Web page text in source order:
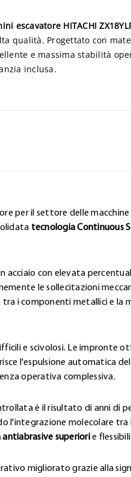
escavatore HITACHI
qualità. Progettato con
e massima stabilità
inclusa.
per il settore delle
tecnologia Continuous
acciaio con elevata
le sollecitazioni
i componenti metallici e la
e scivolosi. Le impronte
l'espulsione automatica
operativa complessiva.
è il risultato di anni di
l'integrazione molecolare tra
superiorie
migliorato grazie alla